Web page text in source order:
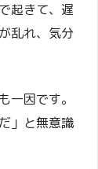
起きて、遅
乱れ、気分
も一因です。
」と無意識